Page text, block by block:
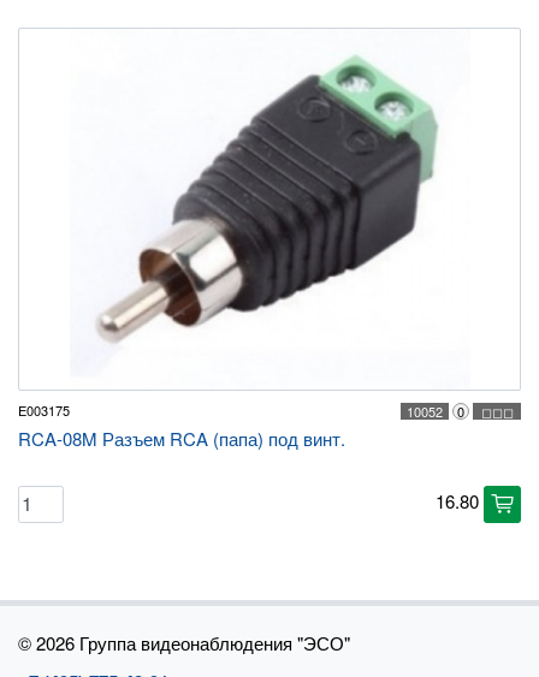
E003175 ◻◻◻
0
10052
RCA-08M Разъем RCA (папа) под винт.
16.80 cart
©2026 Группа видеонаблюдения "ЭСО"